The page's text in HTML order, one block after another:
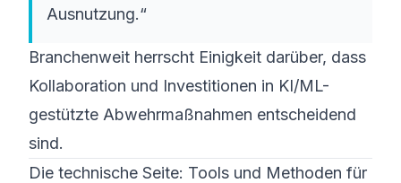
Ausnutzung.“
Branchenweit herrscht Einigkeit darüber, dass
Kollaboration und Investitionen in KI/ML-
gestützte Abwehrmaßnahmen entscheidend
sind.
Die technische Seite: Tools und Methoden für